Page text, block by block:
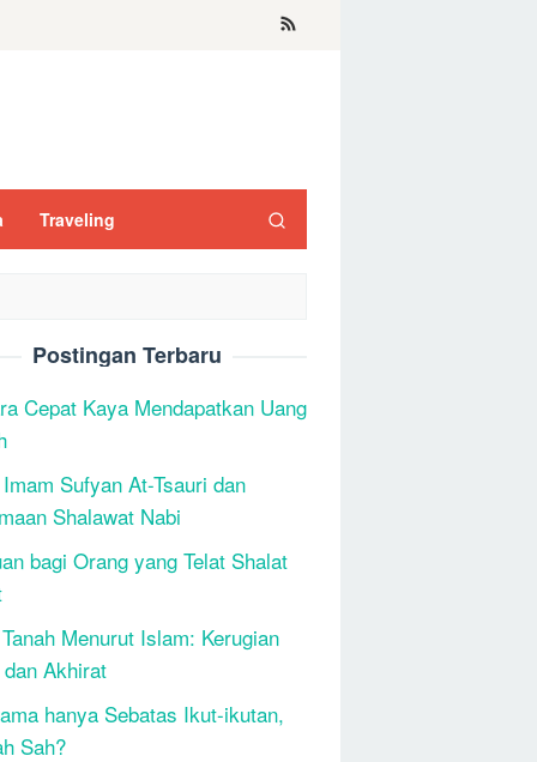
Traveling
Postingan Terbaru
Cepat Kaya Mendapatkan Uang
Sufyan At-Tsauri dan
Shalawat Nabi
bagi Orang yang Telat Shalat
Menurut Islam: Kerugian
Akhirat
hanya Sebatas Ikut-ikutan,
Sah?